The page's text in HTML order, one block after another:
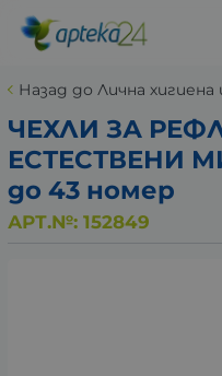
Назад до Лична
ЧЕХЛИ ЗА
ЕСТЕСТВЕНИ
до 43 номер
АРТ.№: 152849